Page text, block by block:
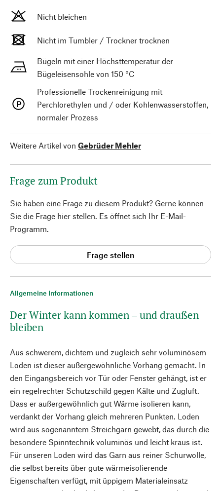
Allgemeine Informationen
Der Winter kann kommen – und draußen
bleiben
Aus schwerem, dichtem und zugleich sehr voluminösem
Loden ist dieser außergewöhnliche Vorhang gemacht. In
den Eingangsbereich vor Tür oder Fenster gehängt, ist er
ein regelrechter Schutzschild gegen Kälte und Zugluft.
Dass er außergewöhnlich gut Wärme isolieren kann,
verdankt der Vorhang gleich mehreren Punkten. Loden
wird aus sogenanntem Streichgarn gewebt, das durch die
besondere Spinntechnik voluminös und leicht kraus ist.
Für unseren Loden wird das Garn aus reiner Schurwolle,
die selbst bereits über gute wärmeisolierende
Eigenschaften verfügt, mit üppigem Materialeinsatz
Nicht bleichen
Nicht im Tumbler / Trockner trocknen
Bügeln mit einer Höchsttemperatur der
Bügeleisensohle von 150 °C
Professionelle Trockenreinigung mit
Perchlorethylen und / oder Kohlenwasserstoffen,
normaler Prozess
Weitere Artikel von Gebrüder Mehler
Frage zum Produkt
Sie haben eine Frage zu diesem Produkt? Gerne können
Sie die Frage hier stellen. Es öffnet sich Ihr E-Mail-
Programm.
Frage stellen